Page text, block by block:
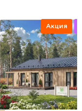
Акция